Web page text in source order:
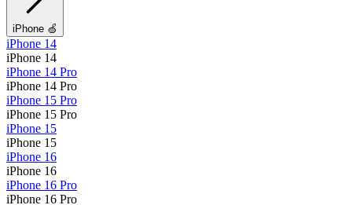
iPhone 🍏
iPhone 14
iPhone 14
iPhone 14 Pro
iPhone 14 Pro
iPhone 15 Pro
iPhone 15 Pro
iPhone 15
iPhone 15
iPhone 16
iPhone 16
iPhone 16 Pro
iPhone 16 Pro